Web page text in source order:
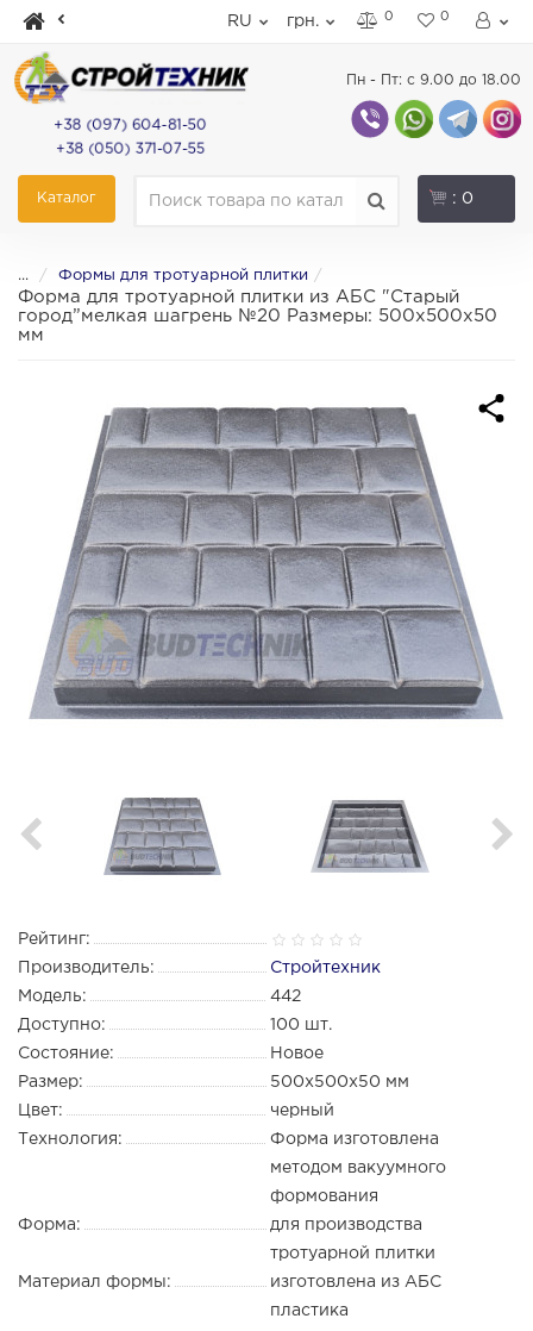
RU грн. 0 0
+38 (097) 604-81-50
+38 (050) 371-07-55
Пн - Пт: с 9.00 до 18.00
Каталог : 0
... Формы для тротуарной плитки
Форма для тротуарной плитки из АБС "Старый
город”мелкая шагрень №20 Размеры: 500х500х50
мм
Рейтинг:
Производитель:
Стройтехник
Модель:
442
Доступно:
100 шт.
Состояние:
Новое
Размер:
500х500х50 мм
Цвет:
черный
Технология:
Форма изготовлена
методом вакуумного
формования
Форма:
для производства
тротуарной плитки
Материал формы:
изготовлена из АБС
пластика